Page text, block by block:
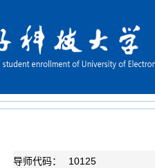
导师代码：
10125